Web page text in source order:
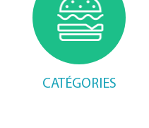
CATÉGORIES